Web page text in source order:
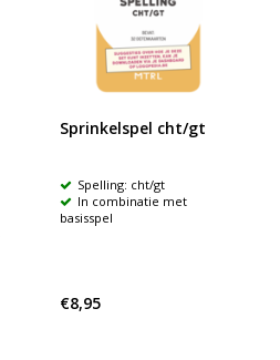
Sprinkelspel cht/gt
Spelling: cht/gt
In combinatie met
basisspel
€8,95